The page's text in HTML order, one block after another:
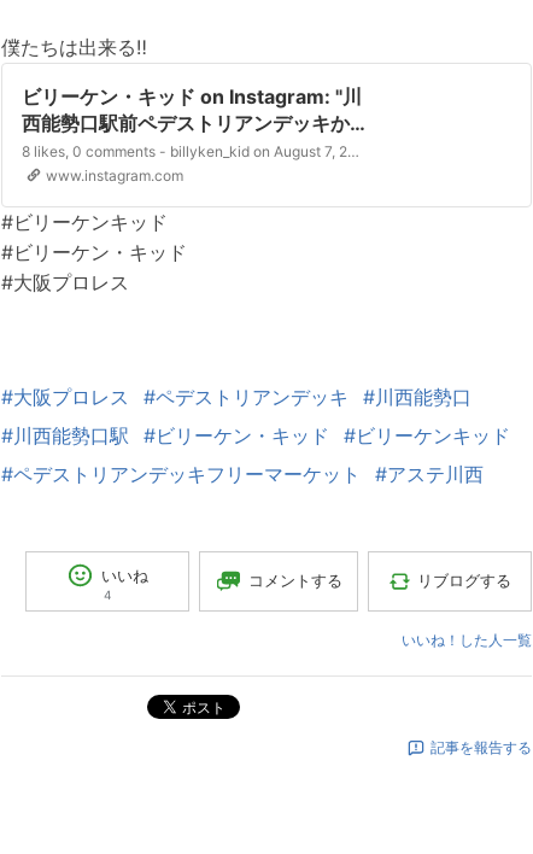
僕たちは出来る‼️
ビリーケン・キッド on Instagram: "川
西能勢口駅前ペデストリアンデッキか
ら、朝の挨拶運動本日も最高の一日に
しましょう僕たちは出来る‼️#大阪プロ
レス #ビリーケン・キッド #ビリーケン
キッド"
8 likes, 0 comments - billyken_kid on August 7, 2026: "川西能勢口駅前ペデストリアンデッキから、朝の挨拶運動本日も最高の一日にしましょう僕たちは出来る‼️#大阪プロレス #ビリーケン・キッド #ビリーケンキッド".
www.instagram.com
#ビリーケンキッド
#ビリーケン・キッド
#大阪プロレス
#大阪プロレス #ペデストリアンデッキ
#川西能勢口
#川西能勢口駅
#ビリーケン・キッド
#ビリーケンキッド
#ペデストリアンデッキフリーマーケット
#アステ川西
いいね
4
コメントする リブログする
いいね！した人一覧
ポスト
記事を報告する